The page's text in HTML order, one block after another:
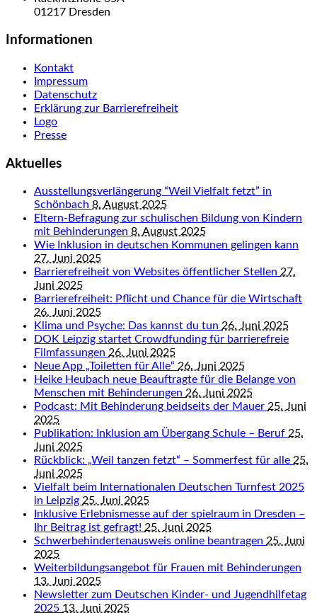
01217 Dresden
Informationen
Kontakt
Impressum
Datenschutz
Erklärung zur Barrierefreiheit
Logo
Presse
Aktuelles
Ausstellungsverlängerung “Weil Vielfalt fetzt” in
Schönbach 8. August 2025
Eltern-Befragung zur schulischen Bildung von Kindern
mit Behinderungen 8. August 2025
Wie Inklusion in deutschen Kommunen gelingen kann
27. Juni 2025
Barrierefreiheit von Websites öffentlicher Stellen 27.
Juni 2025
Barrierefreiheit: Pflicht und Chance für die Wirtschaft
26. Juni 2025
Klima und Psyche: Das kannst du tun 26. Juni 2025
DOK Leipzig startet Crowdfunding für barrierefreie
Filmfassungen 26. Juni 2025
Neue App „Toiletten für Alle“ 26. Juni 2025
Heike Heubach neue Beauftragte für die Belange von
Menschen mit Behinderungen 26. Juni 2025
Podcast: Mit Behinderung beidseits der Mauer 25. Juni
2025
Publikation: Inklusion am Übergang Schule – Beruf 25.
Juni 2025
Rückblick: „Weil tanzen fetzt“ – Sommerfest für alle 25.
Juni 2025
Vielfalt beim Internationalen Deutschen Turnfest 2025
in Leipzig 25. Juni 2025
Inklusive Erlebnismesse auf der spielraum in Dresden –
Ihr Beitrag ist gefragt! 25. Juni 2025
Schwerbehindertenausweis online beantragen 25. Juni
2025
Weiterbildungsangebot für Frauen mit Behinderungen
13. Juni 2025
Newsletter zum Deutschen Kinder- und Jugendhilfetag
2025 13. Juni 2025